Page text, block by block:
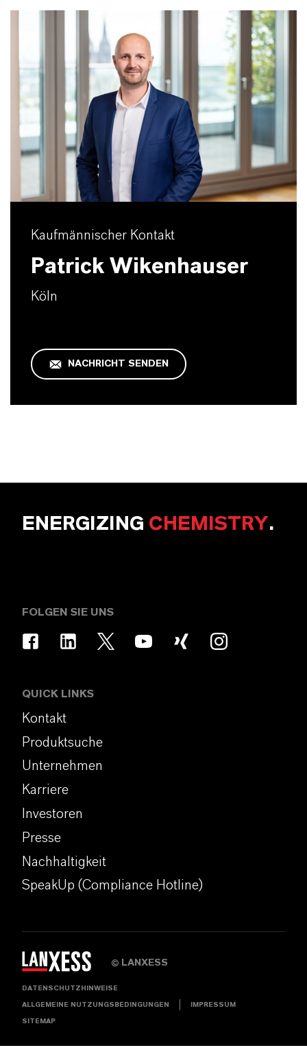
Kaufmännischer Kontakt
Patrick Wikenhauser
Köln
NACHRICHT SENDEN
ENERGIZING CHEMISTRY.
FOLGEN SIE UNS
QUICK LINKS
Kontakt
Produktsuche
Unternehmen
Karriere
Investoren
Presse
Nachhaltigkeit
SpeakUp (Compliance Hotline)
© LANXESS
DATENSCHUTZHINWEISE
ALLGEMEINE NUTZUNGSBEDINGUNGEN IMPRESSUM
SITEMAP